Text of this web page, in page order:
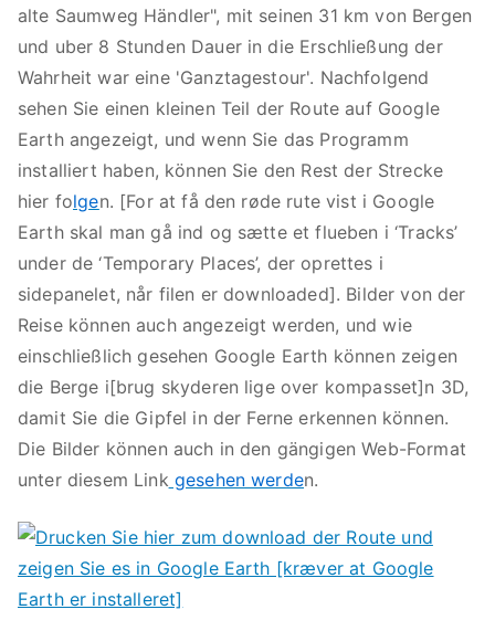
alte Saumweg Händler", mit seinen 31 km von Bergen
und uber 8 Stunden Dauer in die Erschließung der
Wahrheit war eine 'Ganztagestour'. Nachfolgend
sehen Sie einen kleinen Teil der Route auf Google
Earth angezeigt, und wenn Sie das Programm
installiert haben, können Sie den Rest der Strecke
hier folgen. [For at få den røde rute vist i Google
Earth skal man gå ind og sætte et flueben i ‘Tracks’
under de ‘Temporary Places’, der oprettes i
sidepanelet, når filen er downloaded]. Bilder von der
Reise können auch angezeigt werden, und wie
einschließlich gesehen Google Earth können zeigen
die Berge i[brug skyderen lige over kompasset]n 3D,
damit Sie die Gipfel in der Ferne erkennen können.
Die Bilder können auch in den gängigen Web-Format
unter diesem Link gesehen werden.